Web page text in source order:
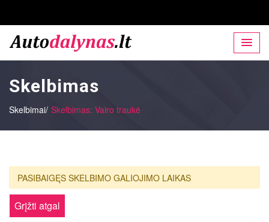
Skelbimas
Skelbimai/ Skelbimas: Vairo traukė
PASIBAIGĘS SKELBIMO GALIOJIMO LAIKAS
Grįžti atgal